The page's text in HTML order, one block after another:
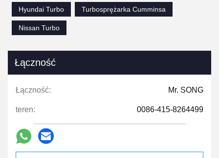
Hyundai Turbo
Turbosprężarka Cumminsa
Nissan Turbo
Łączność
Łączność: Mr. SONG
teren: 0086-415-8264499